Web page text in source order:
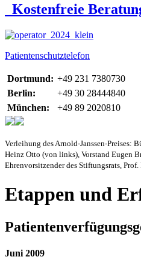
Kostenfreie
Patientenschutztelefon
Dortmund: +49 231 7380730
Berlin:
+49 30 28444840
München:
+49 89 2020810
Verleihung des Arnold-Janssen-Preises:
Heinz Otto (von links), Vorstand Eugen
Ehrenvorsitzender des Stiftungsrats, Prof.
Etappen und
Juni 2009